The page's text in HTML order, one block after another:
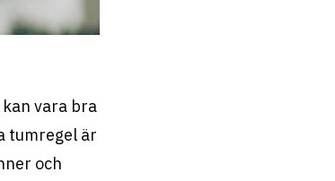
vara bra
tumregel är
och